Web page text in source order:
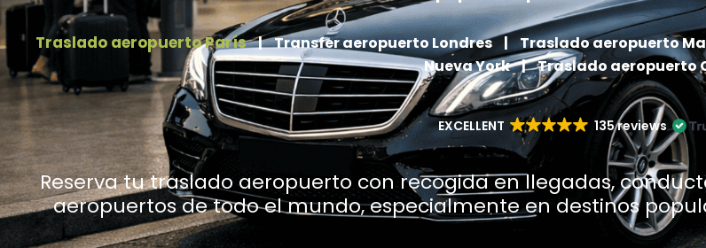
Traslado aeropuerto París | Transfer aeropuerto Londres | Traslado aeropuerto
Nueva York | Traslado aeropuerto
EXCELLENT 135 reviews
Reserva tu traslado aeropuerto con recogida en llegadas,
aeropuertos de todo el mundo, especialmente en destinos